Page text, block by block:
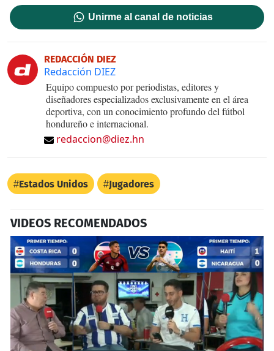
Unirme al canal de noticias
REDACCIÓN DIEZ
Redacción DIEZ
Equipo compuesto por periodistas, editores y
diseñadores especializados exclusivamente en el área
deportiva, con un conocimiento profundo del fútbol
hondureño e internacional.
redaccion@diez.hn
Estados Unidos Jugadores
VIDEOS RECOMENDADOS